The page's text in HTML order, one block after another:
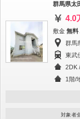
群馬県太
4.0
敷金 無料
群馬
東武
2DK
1階/
対象者